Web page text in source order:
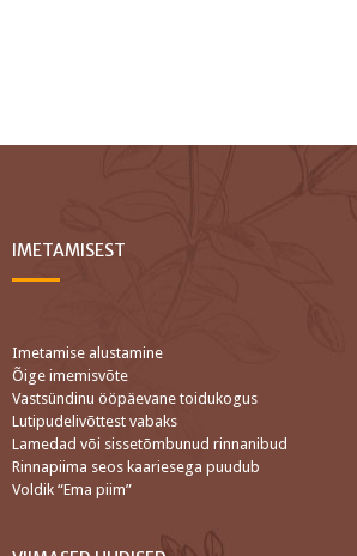
IMETAMISEST
Imetamise alustamine
Õige imemisvõte
Vastsündinu ööpäevane toidukogus
Lutipudelivõttest vabaks
Lamedad või sissetõmbunud rinnanibud
Rinnapiima seos kaariesega puudub
Voldik “Ema piim”